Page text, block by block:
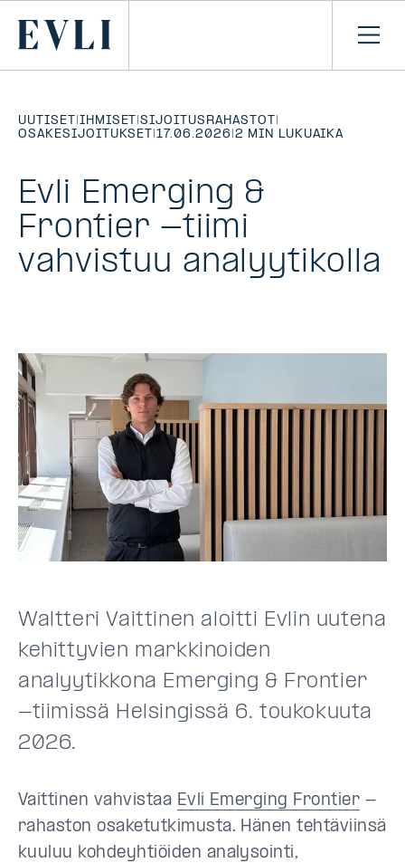
Primary
Avaa
UUTISET |IHMISET |SIJOITUSRAHASTOT |
OSAKESIJOITUKSET |17.06.2026 |2 MIN LUKUAIKA
Evli Emerging &
Frontier -tiimi
vahvistuu analyytikolla
Waltteri Vaittinen aloitti Evlin uutena
kehittyvien markkinoiden
analyytikkona Emerging & Frontier
-tiimissä Helsingissä 6. toukokuuta
2026.
Vaittinen vahvistaa Evli Emerging Frontier -
rahaston osaketutkimusta. Hänen tehtäviinsä
kuuluu kohdeyhtiöiden analysointi,